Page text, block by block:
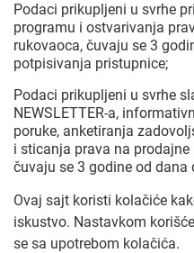
Podaci prikupljeni u svrhe
programu i ostvarivanja
rukovaoca, čuvaju se 3
potpisivanja pristupnice;
Podaci prikupljeni u svrhe
NEWSLETTER-a,
poruke, anketiranja
i sticanja prava na prodajne
čuvaju se 3 godine od
Ovaj sajt koristi kolačiće
iskustvo. Nastavkom
se sa upotrebom kolačića.